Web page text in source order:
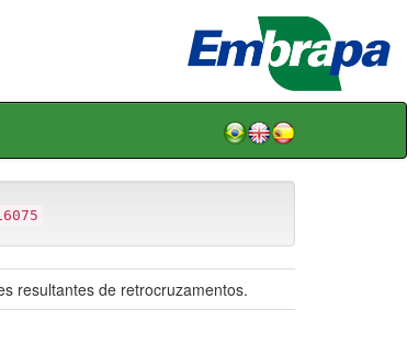
resultantes de retrocruzamentos.